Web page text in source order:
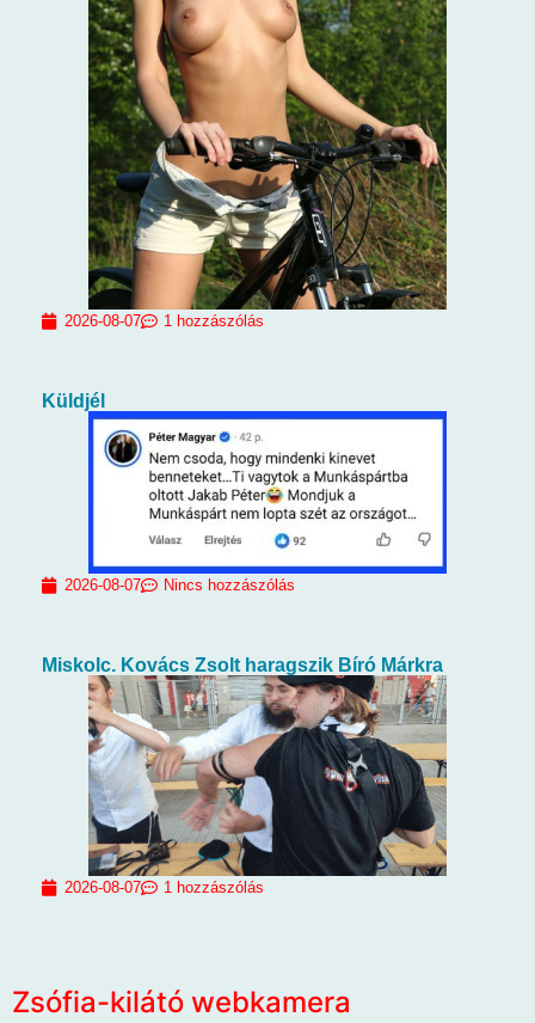
2026-08-07 1 hozzászólás
Küldjél
2026-08-07 Nincs hozzászólás
Miskolc. Kovács Zsolt haragszik Bíró Márkra
2026-08-07 1 hozzászólás
Zsófia-kilátó webkamera